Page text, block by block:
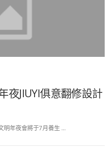
夜JIUYI俱意翻修設計
明年夜會將于7月養生 …